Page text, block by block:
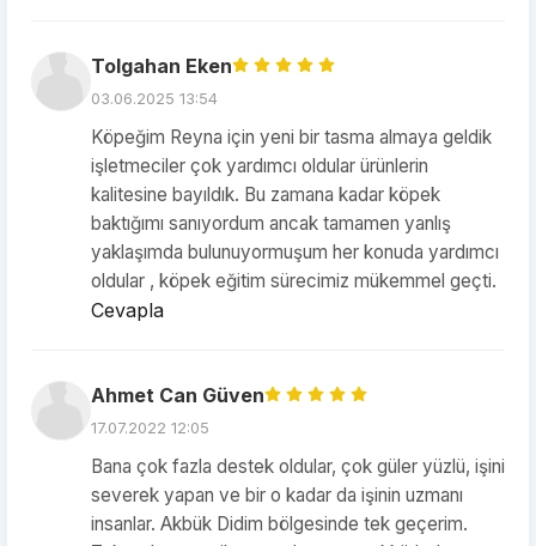
Tolgahan Eken
03.06.2025 13:54
Köpeğim Reyna için yeni bir tasma almaya geldik
işletmeciler çok yardımcı oldular ürünlerin
kalitesine bayıldık. Bu zamana kadar köpek
baktığımı sanıyordum ancak tamamen yanlış
yaklaşımda bulunuyormuşum her konuda yardımcı
oldular , köpek eğitim sürecimiz mükemmel geçti.
Cevapla
Ahmet Can Güven
17.07.2022 12:05
Bana çok fazla destek oldular, çok güler yüzlü, işini
severek yapan ve bir o kadar da işinin uzmanı
insanlar. Akbük Didim bölgesinde tek geçerim.